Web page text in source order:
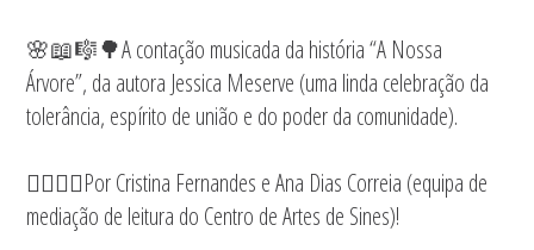
🌸📖🎼🌳A contação musicada da história “A Nossa
Árvore”, da autora Jessica Meserve (uma linda celebração da
tolerância, espírito de união e do poder da comunidade).
🦸‍♀️🦹‍♀️Por Cristina Fernandes e Ana Dias Correia (equipa de
mediação de leitura do Centro de Artes de Sines)!